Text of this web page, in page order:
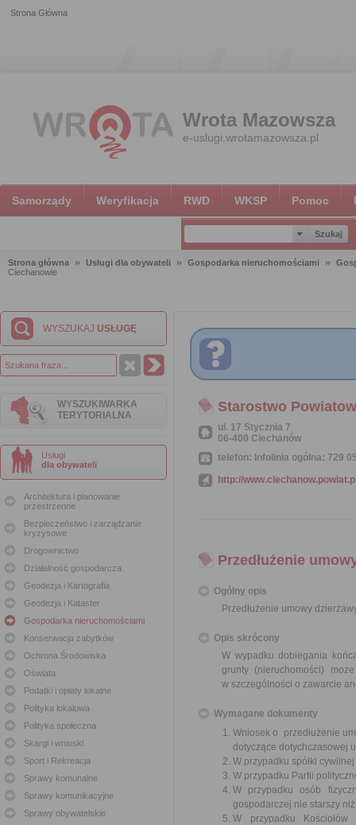
Strona Główna
Wrota Mazowsza
e-uslugi.wrotamazowsza.pl
Samorządy Weryfikacja RWD WKSP Pomoc
Strona główna Usługi dla obywateli Gospodarka nieruchomościami
Ciechanowie
WYSZUKAJ USŁUGĘ
WYSZUKIWARKA
TERYTORIALNA
Usługi
dla obywateli
Architektura i planowanie
przestrzenne
Bezpieczeństwo i zarządzanie
kryzysowe
Drogownictwo
Działalność gospodarcza
Geodezja i Kartografia
Geodezja i Kataster
Gospodarka nieruchomościami
Konserwacja zabytków
Ochrona Środowiska
Oświata
Podatki i opłaty lokalne
Polityka lokalowa
Polityka społeczna
Skargi i wnioski
Sport i Rekreacja
Sprawy komunalne
Sprawy komunikacyjne
Sprawy obywatelskie
Starostwo
ul. 17 Stycznia 7
06-400 Ciechanów
telefon: Infolinia ogólna: 729
http://
Przedłużenie
Ogólny opis
Przedłużenie umowy
Opis skrócony
W wypadku dobiegania
grunty (nieruchomości)
w szczególności o zawarcie
Wymagane dokumenty
Wniosek o przedłużenie
dotyczące dotychczasowej
W przypadku spółki
W przypadku Partii
W przypadku osób
gospodarczej nie starszy
W przypadku